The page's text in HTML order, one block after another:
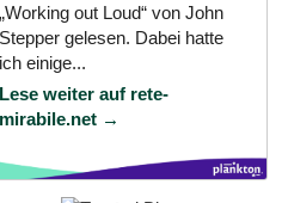
„Working out Loud“ von John
Stepper gelesen. Dabei hatte
ich einige...
Lese weiter auf rete-
mirabile.net →